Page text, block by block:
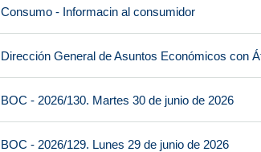
Consumo - Informacin al consumidor
Dirección General de Asuntos Económicos con
BOC - 2026/130. Martes 30 de junio de 2026
BOC - 2026/129. Lunes 29 de junio de 2026